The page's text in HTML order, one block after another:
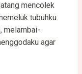
mencolek
tubuhku.
melambai-
agar